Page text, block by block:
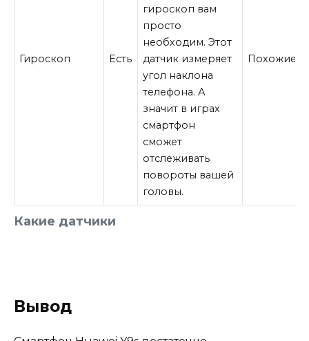
Какие датчики
Гироскоп Есть
гироскоп вам
просто
необходим. Этот
датчик измеряет
угол наклона
телефона. А
значит в играх
смартфон
сможет
отслеживать
повороты вашей
головы.
Похожие
Вывод